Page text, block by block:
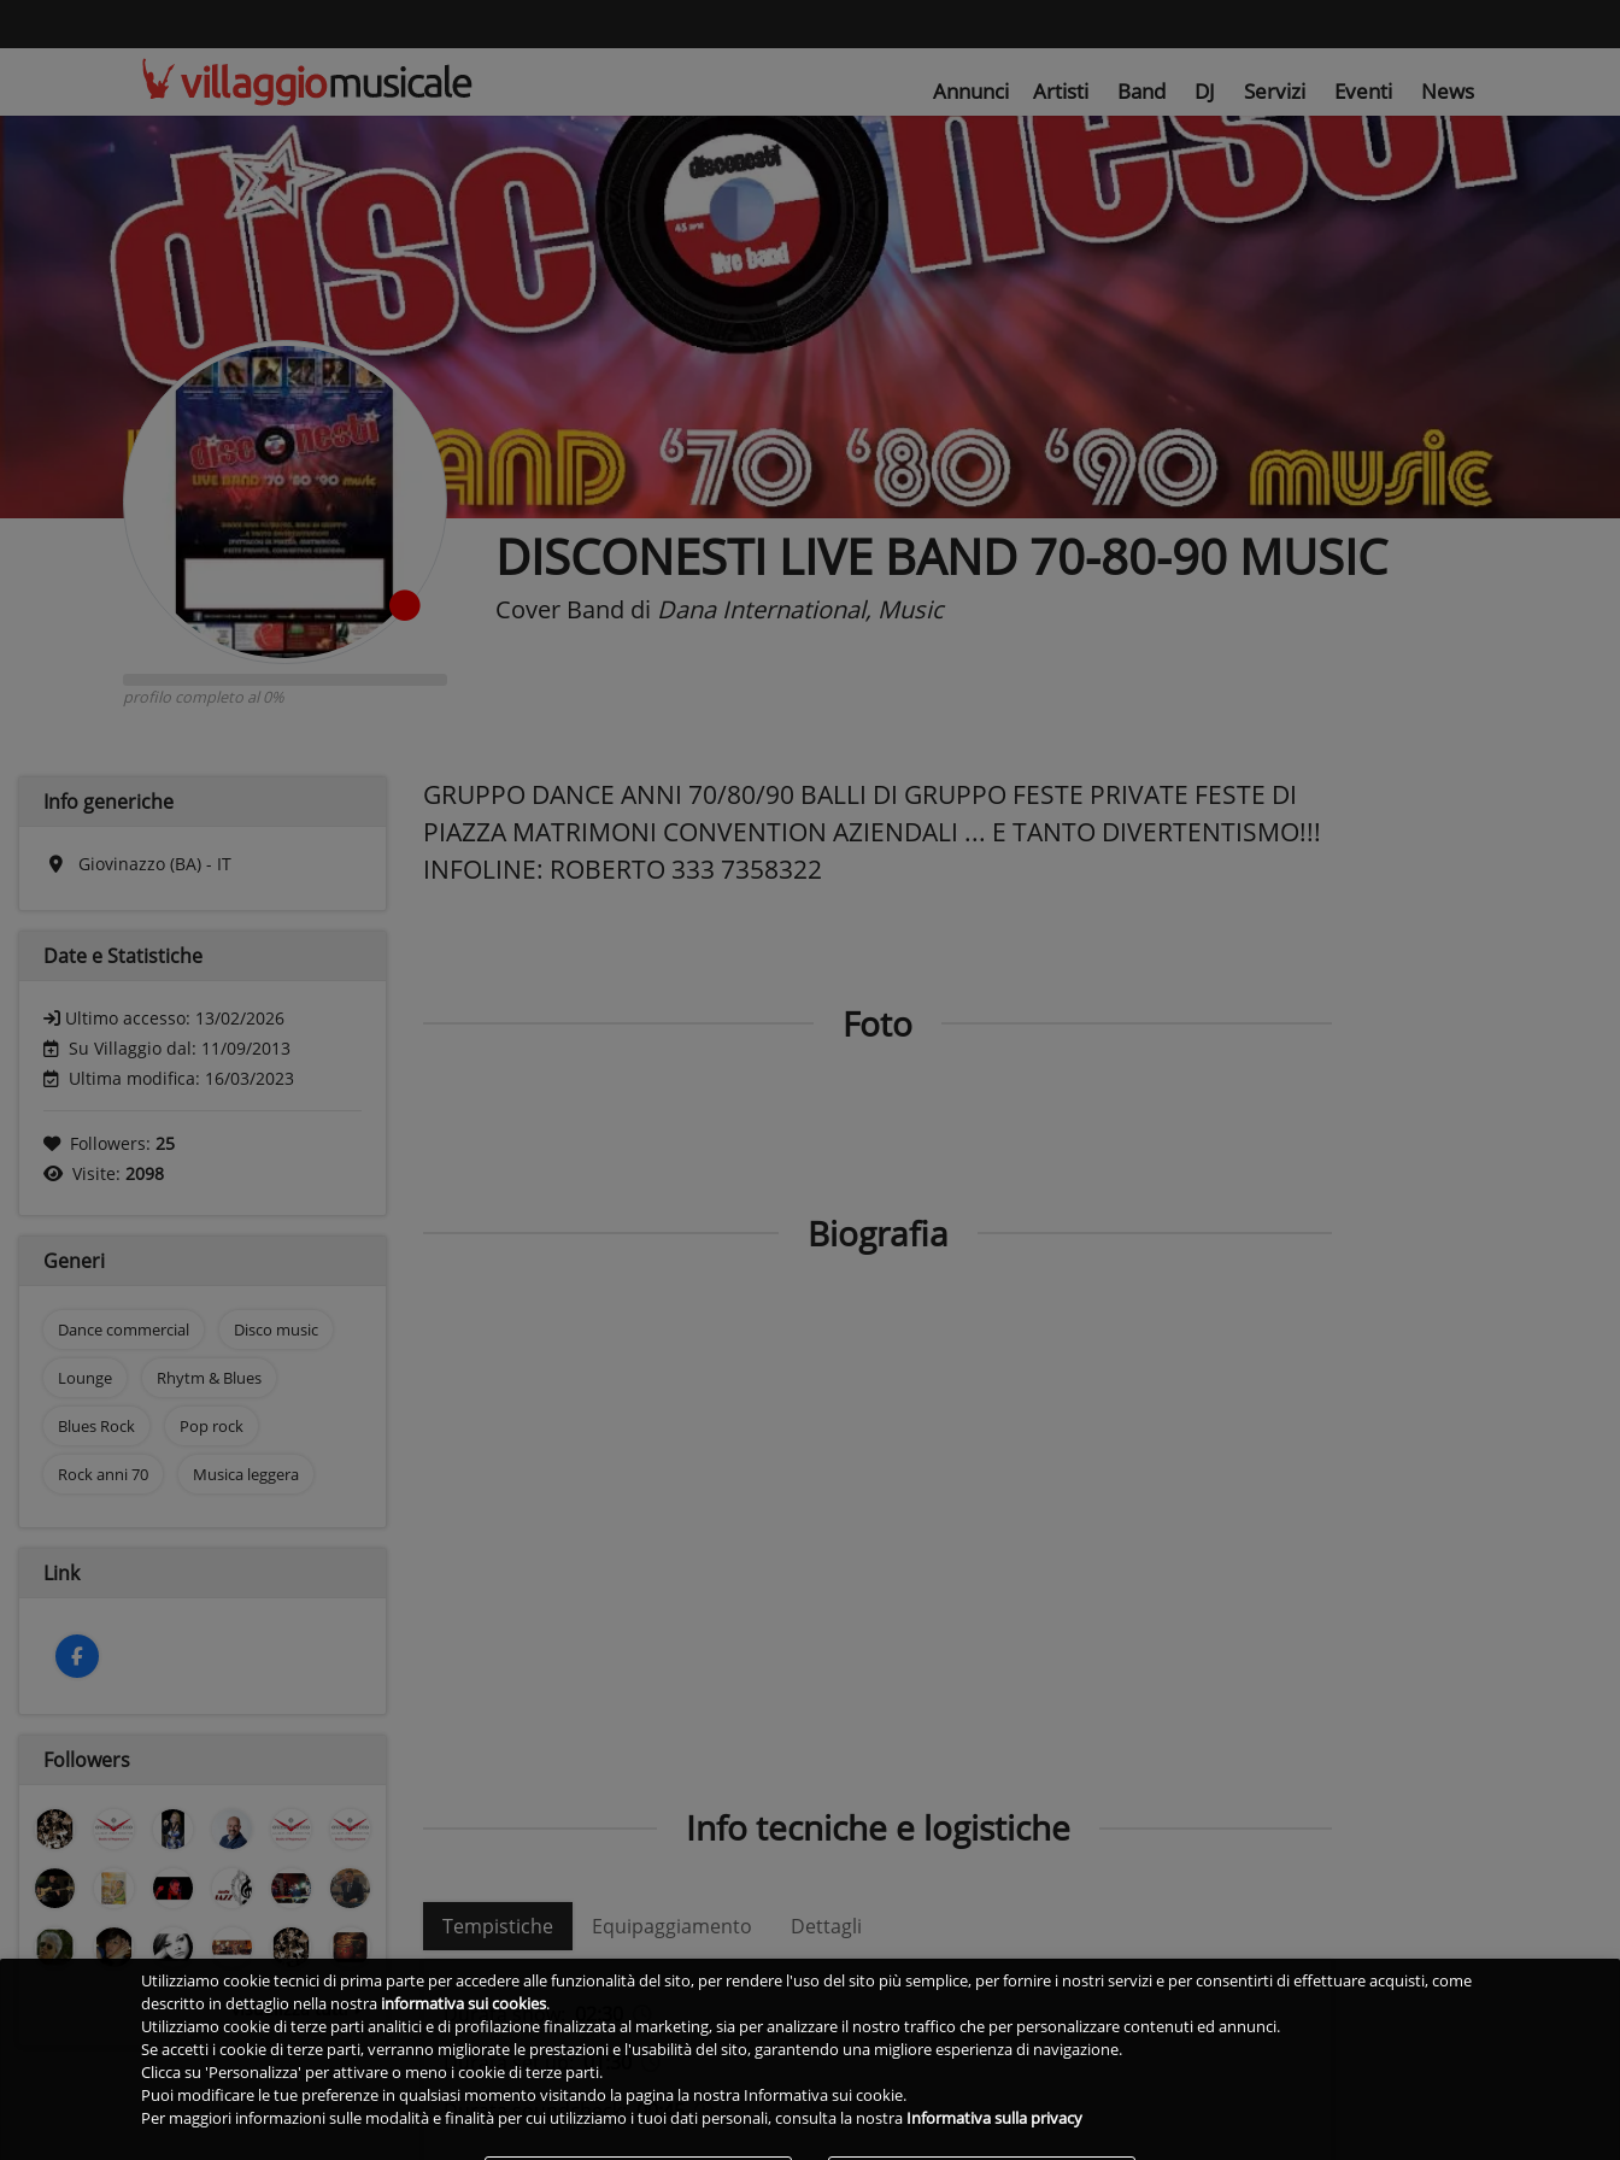
Annunci Artisti Band DJ Servizi Eventi News
profilo completo al 0%
DISCONESTI LIVE BAND 70-80-90 MUSIC
Cover Band di Dana International, Music
Info generiche
Giovinazzo (BA) - IT
Date e Statistiche
Ultimo accesso: 13/02/2026
Su Villaggio dal: 11/09/2013
Ultima modifica: 16/03/2023
Followers: 25
Visite: 2098
Generi
Dance commercial Disco music
Lounge Rhytm & Blues
Blues Rock Pop rock
Rock anni 70 Musica leggera
Link
Followers
visualizza tutti
GRUPPO DANCE ANNI 70/80/90 BALLI DI GRUPPO FESTE PRIVATE FESTE DI
PIAZZA MATRIMONI CONVENTION AZIENDALI ... E TANTO DIVERTENTISMO!!!
INFOLINE: ROBERTO 333 7358322
Foto
Biografia
Info tecniche e logistiche
Tempistiche Equipaggiamento Dettagli
Durata show:
02:30
Durata set up:01:30
Durata soundcheck: 00:45
Utilizziamo cookie tecnici di prima parte per accedere alle funzionalità del sito, per rendere l'uso del sito più semplice, per fornire i nostri servizi e per consentirti di effettuare acquisti, come
descritto in dettaglio nella nostra informativa sui cookies.
Utilizziamo cookie di terze parti analitici e di profilazione finalizzata al marketing, sia per analizzare il nostro traffico che per personalizzare contenuti ed annunci.
Se accetti i cookie di terze parti, verranno migliorate le prestazioni e l'usabilità del sito, garantendo una migliore esperienza di navigazione.
Clicca su 'Personalizza' per attivare o meno i cookie di terze parti.
Puoi modificare le tue preferenze in qualsiasi momento visitando la pagina la nostra Informativa sui cookie.
Per maggiori informazioni sulle modalità e finalità per cui utilizziamo i tuoi dati personali, consulta la nostra Informativa sulla privacy